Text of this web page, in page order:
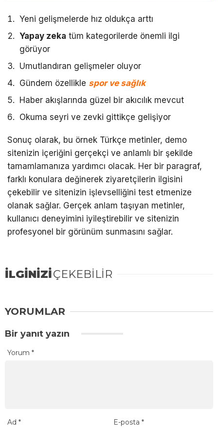
Yeni gelişmelerde hız oldukça arttı
Yapay zeka tüm kategorilerde önemli ilgi
görüyor
Umutlandıran gelişmeler oluyor
Gündem özellikle spor ve sağlık
Haber akışlarında güzel bir akıcılık mevcut
Okuma seyri ve zevki gittikçe gelişiyor
Sonuç olarak, bu örnek Türkçe metinler, demo
sitenizin içeriğini gerçekçi ve anlamlı bir şekilde
tamamlamanıza yardımcı olacak. Her bir paragraf,
farklı konulara değinerek ziyaretçilerin ilgisini
çekebilir ve sitenizin işlevselliğini test etmenize
olanak sağlar. Gerçek anlam taşıyan metinler,
kullanıcı deneyimini iyileştirebilir ve sitenizin
profesyonel bir görünüm sunmasını sağlar.
İLGİNİZİÇEKEBİLİR
YORUMLAR
Bir yanıt yazın
Yorum *
Ad * E-posta*